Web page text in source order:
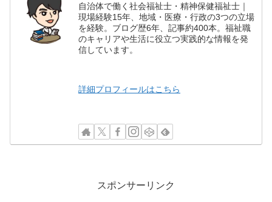
自治体で働く社会福祉士・精神保健福祉士｜
現場経験15年、地域・医療・行政の3つの立場
を経験。ブログ歴6年、記事約400本。福祉職
のキャリアや生活に役立つ実践的な情報を発
信しています。
詳細プロフィールはこちら
スポンサーリンク